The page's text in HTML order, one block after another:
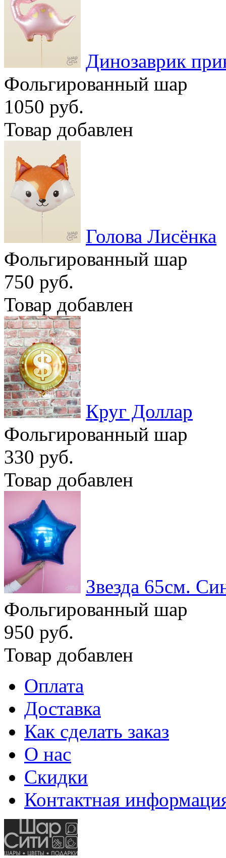
Динозаврик
Фольгированный шар
1050 руб.
Товар добавлен
Голова Лисёнка
Фольгированный шар
750 руб.
Товар добавлен
Круг Доллар
Фольгированный шар
330 руб.
Товар добавлен
Звезда 65см.
Фольгированный шар
950 руб.
Товар добавлен
Оплата
Доставка
Как сделать заказ
О нас
Скидки
Контактная